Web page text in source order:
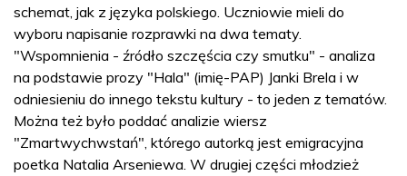
schemat, jak z języka polskiego. Uczniowie mieli do
wyboru napisanie rozprawki na dwa tematy.
"Wspomnienia - źródło szczęścia czy smutku" - analiza
na podstawie prozy "Hala" (imię-PAP) Janki Brela i w
odniesieniu do innego tekstu kultury - to jeden z tematów.
Można też było poddać analizie wiersz
"Zmartwychwstań", którego autorką jest emigracyjna
poetka Natalia Arseniewa. W drugiej części młodzież